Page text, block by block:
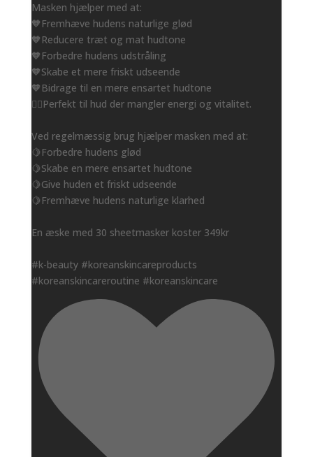
Masken hjælper med at:
🧡Fremhæve hudens naturlige glød
🧡Reducere træt og mat hudtone
🧡Forbedre hudens udstråling
🧡Skabe et mere friskt udseende
🧡Bidrage til en mere ensartet hudtone
👌🏻Perfekt til hud der mangler energi og vitalitet.
Ved regelmæssig brug hjælper masken med at:
🍋Forbedre hudens glød
🍋Skabe en mere ensartet hudtone
🍋Give huden et friskt udseende
🍋Fremhæve hudens naturlige klarhed
En æske med 30 sheetmasker koster 349kr
#k-beauty #koreanskincareproducts
#koreanskincareroutine #koreanskincare